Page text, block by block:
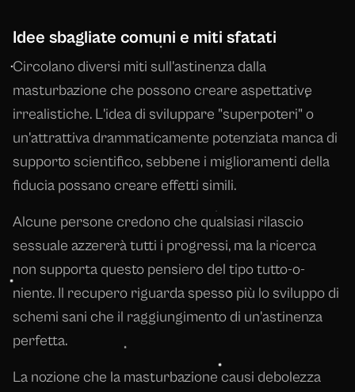
Idee sbagliate comuni e miti sfatati
Circolano diversi miti sull'astinenza dalla
masturbazione che possono creare aspettative
irrealistiche. L'idea di sviluppare "superpoteri" o
un'attrattiva drammaticamente potenziata manca di
supporto scientifico, sebbene i miglioramenti della
fiducia possano creare effetti simili.
Alcune persone credono che qualsiasi rilascio
sessuale azzererà tutti i progressi, ma la ricerca
non supporta questo pensiero del tipo tutto-o-
niente. Il recupero riguarda spesso più lo sviluppo di
schemi sani che il raggiungimento di un'astinenza
perfetta.
La nozione che la masturbazione causi debolezza